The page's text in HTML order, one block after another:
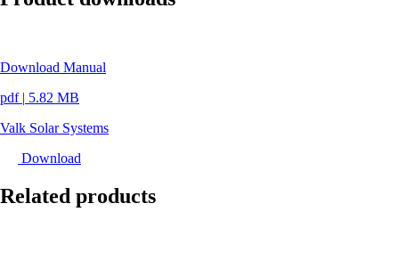
Download Manual
pdf
5.82 MB
Valk Solar Systems
Download
Related products